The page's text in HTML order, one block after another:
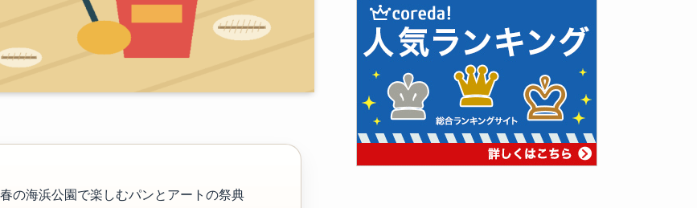
の海浜公園で楽しむパンとアートの祭典